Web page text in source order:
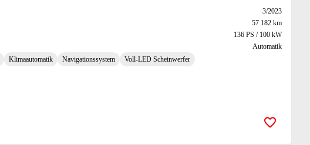
3/2023
57 182 km
136 PS / 100 kW
Automatik
Klimaautomatik Navigationssystem Voll-LED Scheinwerfer
Zur